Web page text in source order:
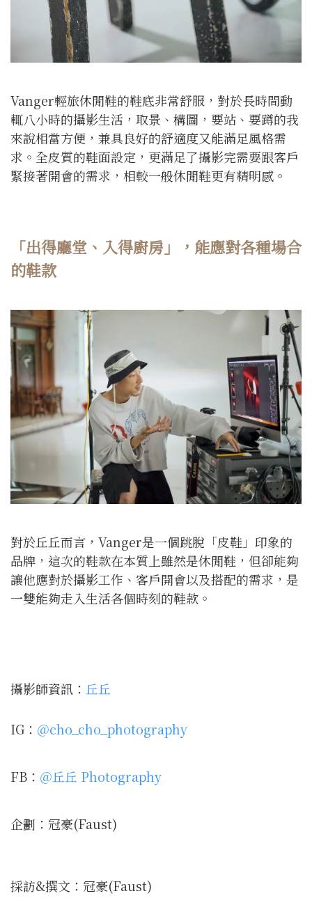
Vanger輕旅休閒鞋的鞋底非常舒服，對於長時間動
輒八小時的攝影生活，取景、構圖，要站、要蹲的我
來說相當方便，兼具良好的舒適度又能滿足風格需
求。全皮質的鞋面設定，更滿足了攝影完需要跟客戶
緊接著開會的需求，相較一般休閒鞋更有精明感。
「出得廳堂、入得廚房」，能應對各種場合
的鞋款
對於丘丘而言，Vanger是一個跳脫「皮鞋」印象的
品牌，這次的鞋款在本質上雖然是休閒鞋，但卻能夠
讓他應對於攝影工作、客戶開會以及搭配的需求，是
一雙能夠走入生活各個時刻的鞋款。
攝影師資訊： 丘丘
IG： ＠cho_cho_photography
FB： ＠丘丘 Photography
企劃：冠豪(Faust)
採訪&撰文：冠豪(Faust)